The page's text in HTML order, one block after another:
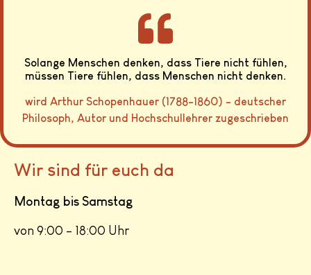
Solange Menschen denken, dass Tiere nicht fühlen,
müssen Tiere fühlen, dass Menschen nicht denken.
wird Arthur Schopenhauer (1788-1860) - deutscher
Philosoph, Autor und Hochschullehrer zugeschrieben
Wir sind für euch da
Montag bis Samstag
von 9:00 – 18:00 Uhr